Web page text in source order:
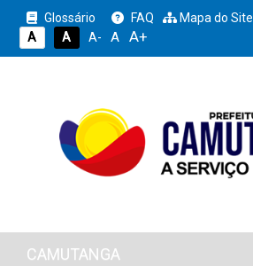
Glossário FAQ Mapa do Site
A
A A- A A+
CAMUTANGA